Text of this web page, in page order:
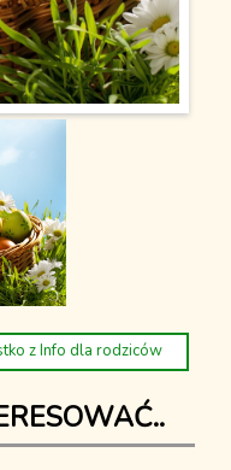
z Info dla rodziców